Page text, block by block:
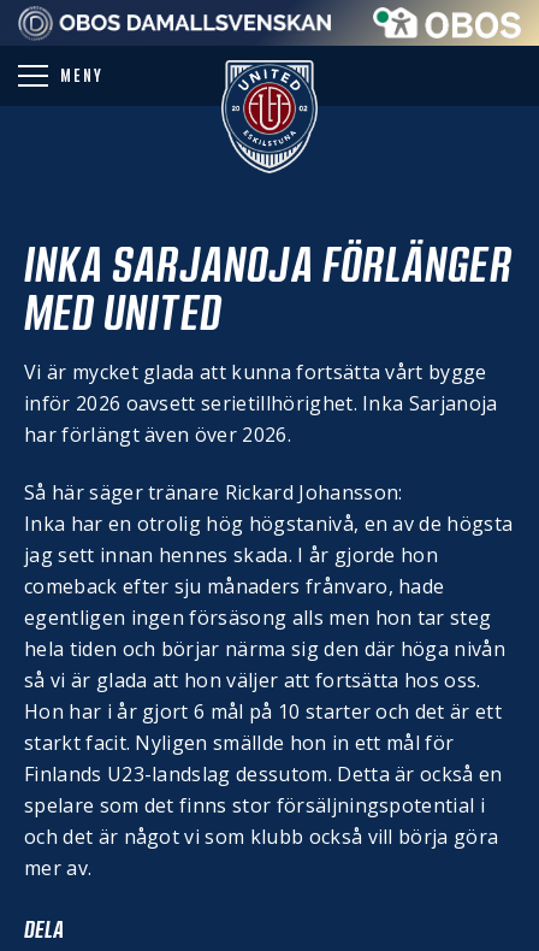
MENY
PARTNER
INKA SARJANOJA FÖRLÄNGER
MED UNITED
Vi är mycket glada att kunna fortsätta vårt bygge
inför 2026 oavsett serietillhörighet. Inka Sarjanoja
har förlängt även över 2026.
Så här säger tränare Rickard Johansson:
Inka har en otrolig hög högstanivå, en av de högsta
jag sett innan hennes skada. I år gjorde hon
comeback efter sju månaders frånvaro, hade
egentligen ingen försäsong alls men hon tar steg
hela tiden och börjar närma sig den där höga nivån
så vi är glada att hon väljer att fortsätta hos oss.
Hon har i år gjort 6 mål på 10 starter och det är ett
starkt facit. Nyligen smällde hon in ett mål för
Finlands U23-landslag dessutom. Detta är också en
spelare som det finns stor försäljningspotential i
och det är något vi som klubb också vill börja göra
mer av.
DELA